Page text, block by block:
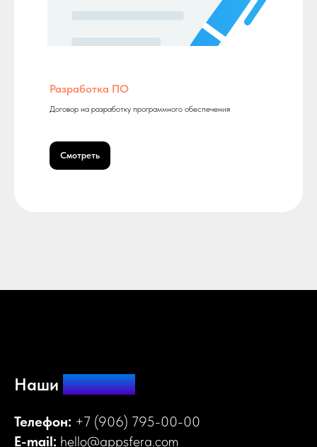
Разработка ПО
Договор на разработку программного обеспечения
Смотреть
Наши контакты
Телефон: +7 (906) 795-00-00
E-mail: hello@appsfera.com